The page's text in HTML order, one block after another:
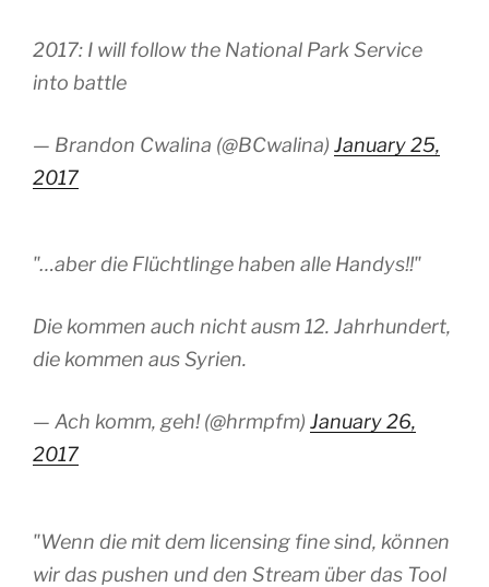
2017: I will follow the National Park Service
into battle
— Brandon Cwalina (@BCwalina) January 25,
2017
"…aber die Flüchtlinge haben alle Handys!!"
Die kommen auch nicht ausm 12. Jahrhundert,
die kommen aus Syrien.
— Ach komm, geh! (@hrmpfm) January 26,
2017
"Wenn die mit dem licensing fine sind, können
wir das pushen und den Stream über das Tool